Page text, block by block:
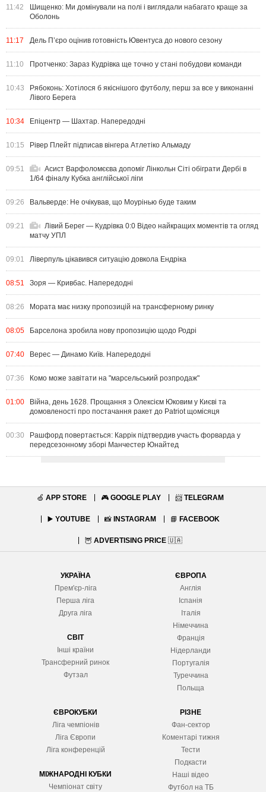
11:42
Шищенко: Ми домінували на полі і виглядали набагато краще за
Оболонь
11:17 Дель П’єро оцінив готовність Ювентуса до нового сезону
11:10 Протченко: Зараз Кудрівка ще точно у стані побудови команди
10:43
Рябоконь: Хотілося б якіснішого футболу, перш за все у виконанні
Лівого Берега
10:34 Епіцентр — Шахтар. Напередодні
10:15 Рівер Плейт підписав вінгера Атлетіко Альмаду
09:51
Асист Варфоломєєва допоміг Лінкольн Сіті обіграти Дербі в
1/64 фіналу Кубка англійської ліги
09:26 Вальверде: Не очікував, що Моурінью буде таким
09:21
Лівий Берег — Кудрівка 0:0 Відео найкращих моментів та огляд
матчу УПЛ
09:01 Ліверпуль цікавився ситуацію довкола Ендріка
08:51 Зоря — Кривбас. Напередодні
08:26 Мората має низку пропозицій на трансферному ринку
08:05 Барселона зробила нову пропозицію щодо Родрі
07:40 Верес — Динамо Київ. Напередодні
07:36 Комо може завітати на "марсельський розпродаж"
01:00
Війна, день 1628. Прощання з Олексієм Юковим у Києві та
домовленості про постачання ракет до Patriot щомісяця
00:30
Рашфорд повертається: Каррік підтвердив участь форварда у
передсезонному зборі Манчестер Юнайтед
🍏 APP STORE 🎮 GOOGLE PLAY 📨 TELEGRAM
▶️ YOUTUBE 📸 INSTAGRAM 📘 FACEBOOK
🦉 ADVERTISING PRICE 🇺🇦
УКРАЇНА
Прем'єр-ліга
Перша ліга
Друга ліга
СВІТ
Інші країни
Трансферний ринок
Футзал
ЄВРОПА
Англія
Іспанія
Італія
Німеччина
Франція
Нідерланди
Португалія
Туреччина
Польща
ЄВРОКУБКИ
Ліга чемпіонів
Ліга Європи
Ліга конференцій
МІЖНАРОДНІ КУБКИ
Чемпіонат світу
РІЗНЕ
Фан-сектор
Коментарі тижня
Тести
Подкасти
Наші відео
Футбол на ТБ